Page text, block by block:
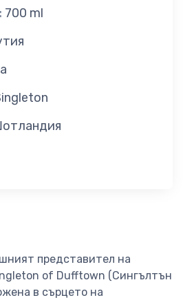
700 ml
представител на
of Dufftown (Сингълтън
в сърцето на